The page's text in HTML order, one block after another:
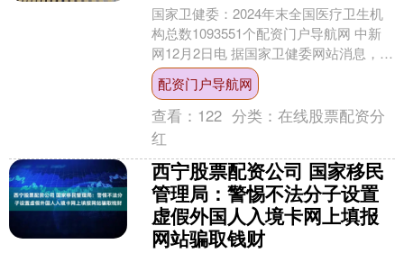
国家卫健委：2024年末全国医疗卫生机
构总数1093551个配资门户导航网 中新
网12月2日电 据国家卫健委网站消息，近
日，国家卫生健康委发布《2024年我国
卫....
配资门户导航网
查看： 122 分类：在线股票配资分
红
西宁股票配资公司 国家移民
管理局：警惕不法分子设置
虚假外国人入境卡网上填报
网站骗取钱财